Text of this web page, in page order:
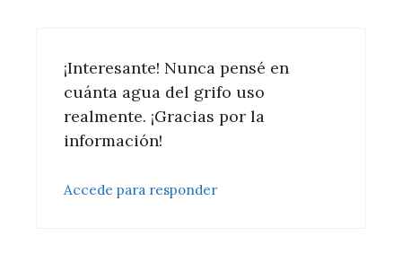
¡Interesante! Nunca pensé en
cuánta agua del grifo uso
realmente. ¡Gracias por la
información!
Accede para responder